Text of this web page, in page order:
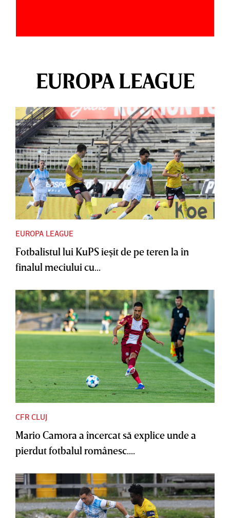
EUROPA LEAGUE
EUROPA LEAGUE
Fotbalistul lui KuPS ieşit de pe teren la în
finalul meciului cu...
CFR CLUJ
Mario Camora a încercat să explice unde a
pierdut fotbalul românesc....